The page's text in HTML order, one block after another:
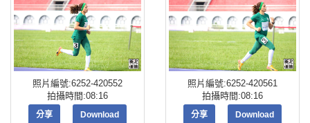
照片編號:6252-420552
拍攝時間:08:16
分享 Download
照片編號:6252-420561
拍攝時間:08:16
分享 Download